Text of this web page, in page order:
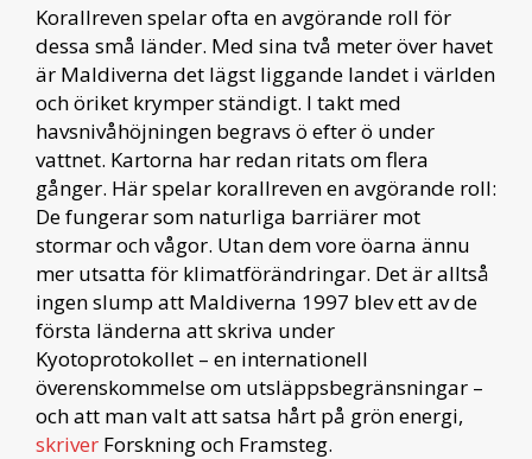
Korallreven spelar ofta en avgörande roll för
dessa små länder. Med sina två meter över havet
är Maldiverna det lägst liggande landet i världen
och öriket krymper ständigt. I takt med
havsnivåhöjningen begravs ö efter ö under
vattnet. Kartorna har redan ritats om flera
gånger. Här spelar korallreven en avgörande roll:
De fungerar som naturliga barriärer mot
stormar och vågor. Utan dem vore öarna ännu
mer utsatta för klimatförändringar. Det är alltså
ingen slump att Maldiverna 1997 blev ett av de
första länderna att skriva under
Kyotoprotokollet – en internationell
överenskommelse om utsläppsbegränsningar –
och att man valt att satsa hårt på grön energi,
skriver Forskning och Framsteg.